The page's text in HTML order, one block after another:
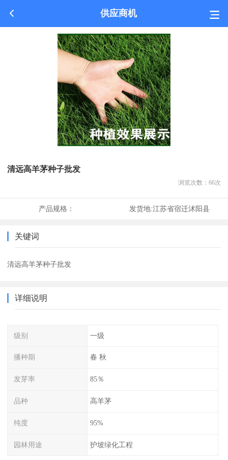
供应商机
清远高羊茅种子批发
浏览次数： 66次
产品规格： 发货地:江苏省宿迁沭阳县
关键词
清远高羊茅种子批发
详细说明
级别 一级
播种期 春 秋
发芽率 85％
品种 高羊茅
纯度 95%
园林用途 护坡绿化工程